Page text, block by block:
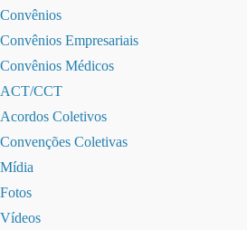
Convênios
Convênios Empresariais
Convênios Médicos
ACT/CCT
Acordos Coletivos
Convenções Coletivas
Mídia
Fotos
Vídeos